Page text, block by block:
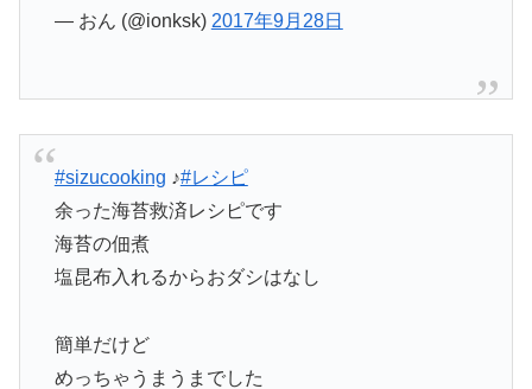
— おん (@ionksk) 2017年9月28日
#sizucooking ♪#レシピ
余った海苔救済レシピです
海苔の佃煮
塩昆布入れるからおダシはなし
簡単だけど
めっちゃうまうまでした